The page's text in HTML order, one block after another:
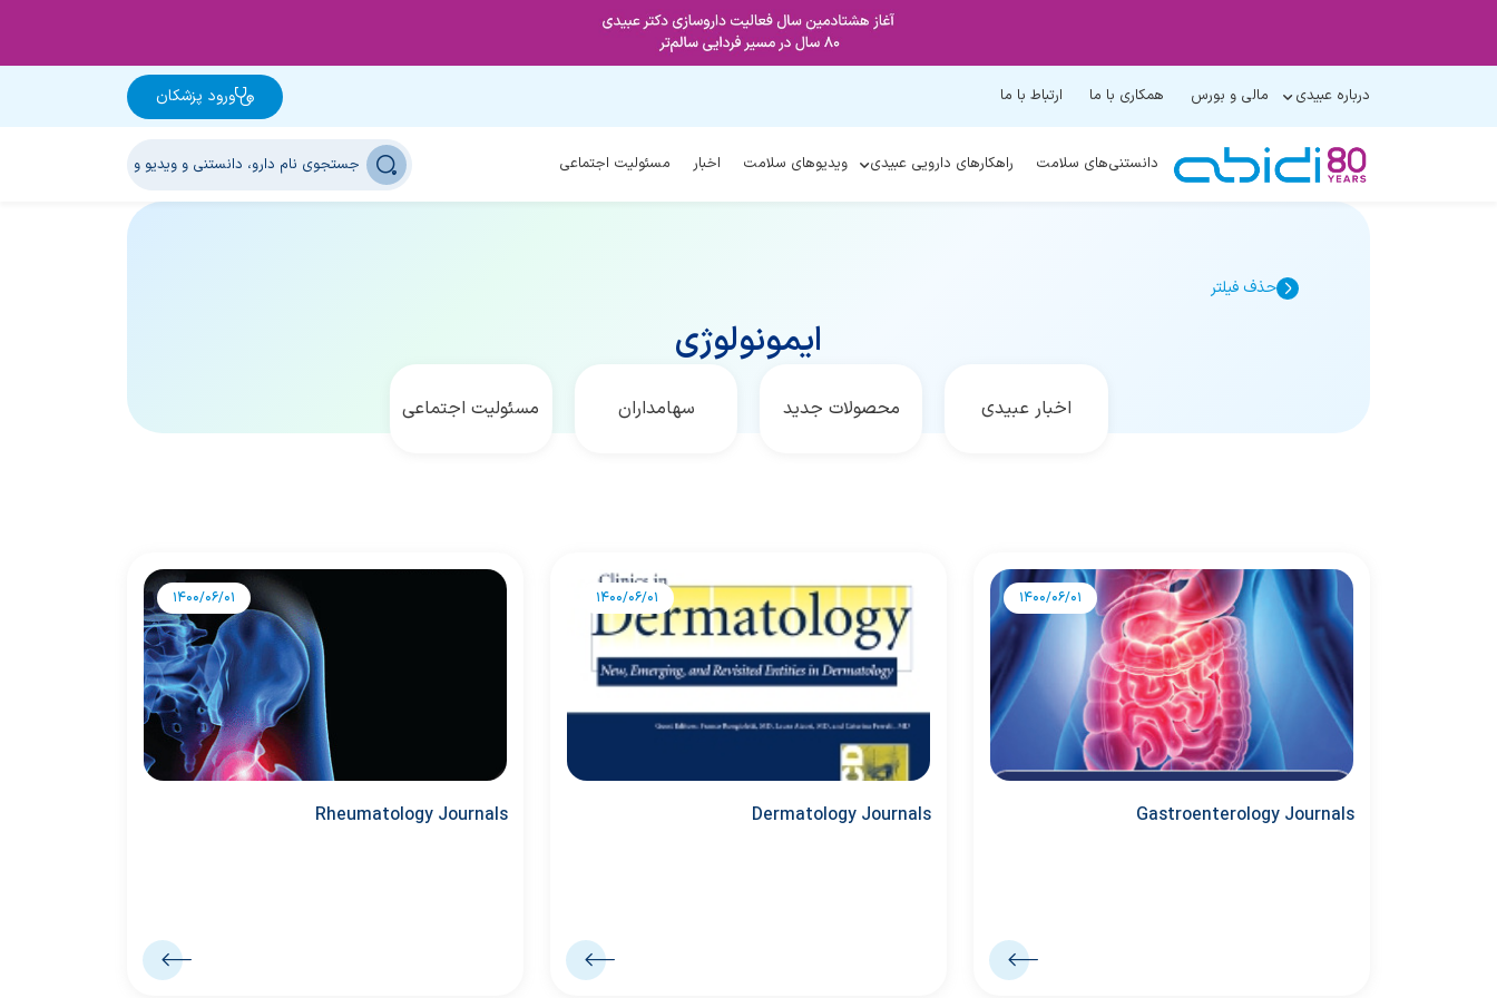
درباره عبیدی مالی و بورس همکاری با ما ارتباط با ما ورود پزشکان
دانستنی‌های سلامت راهکارهای دارویی عبیدی ویدیوهای سلامت اخبار مسئولیت اجتماعی
حذف فیلتر
ایمونولوژی
اخبار عبیدی محصولات جدید سهامداران مسئولیت اجتماعی
1400/06/01
Gastroenterology Journals
1400/06/01
Dermatology Journals
1400/06/01
Rheumatology Journals